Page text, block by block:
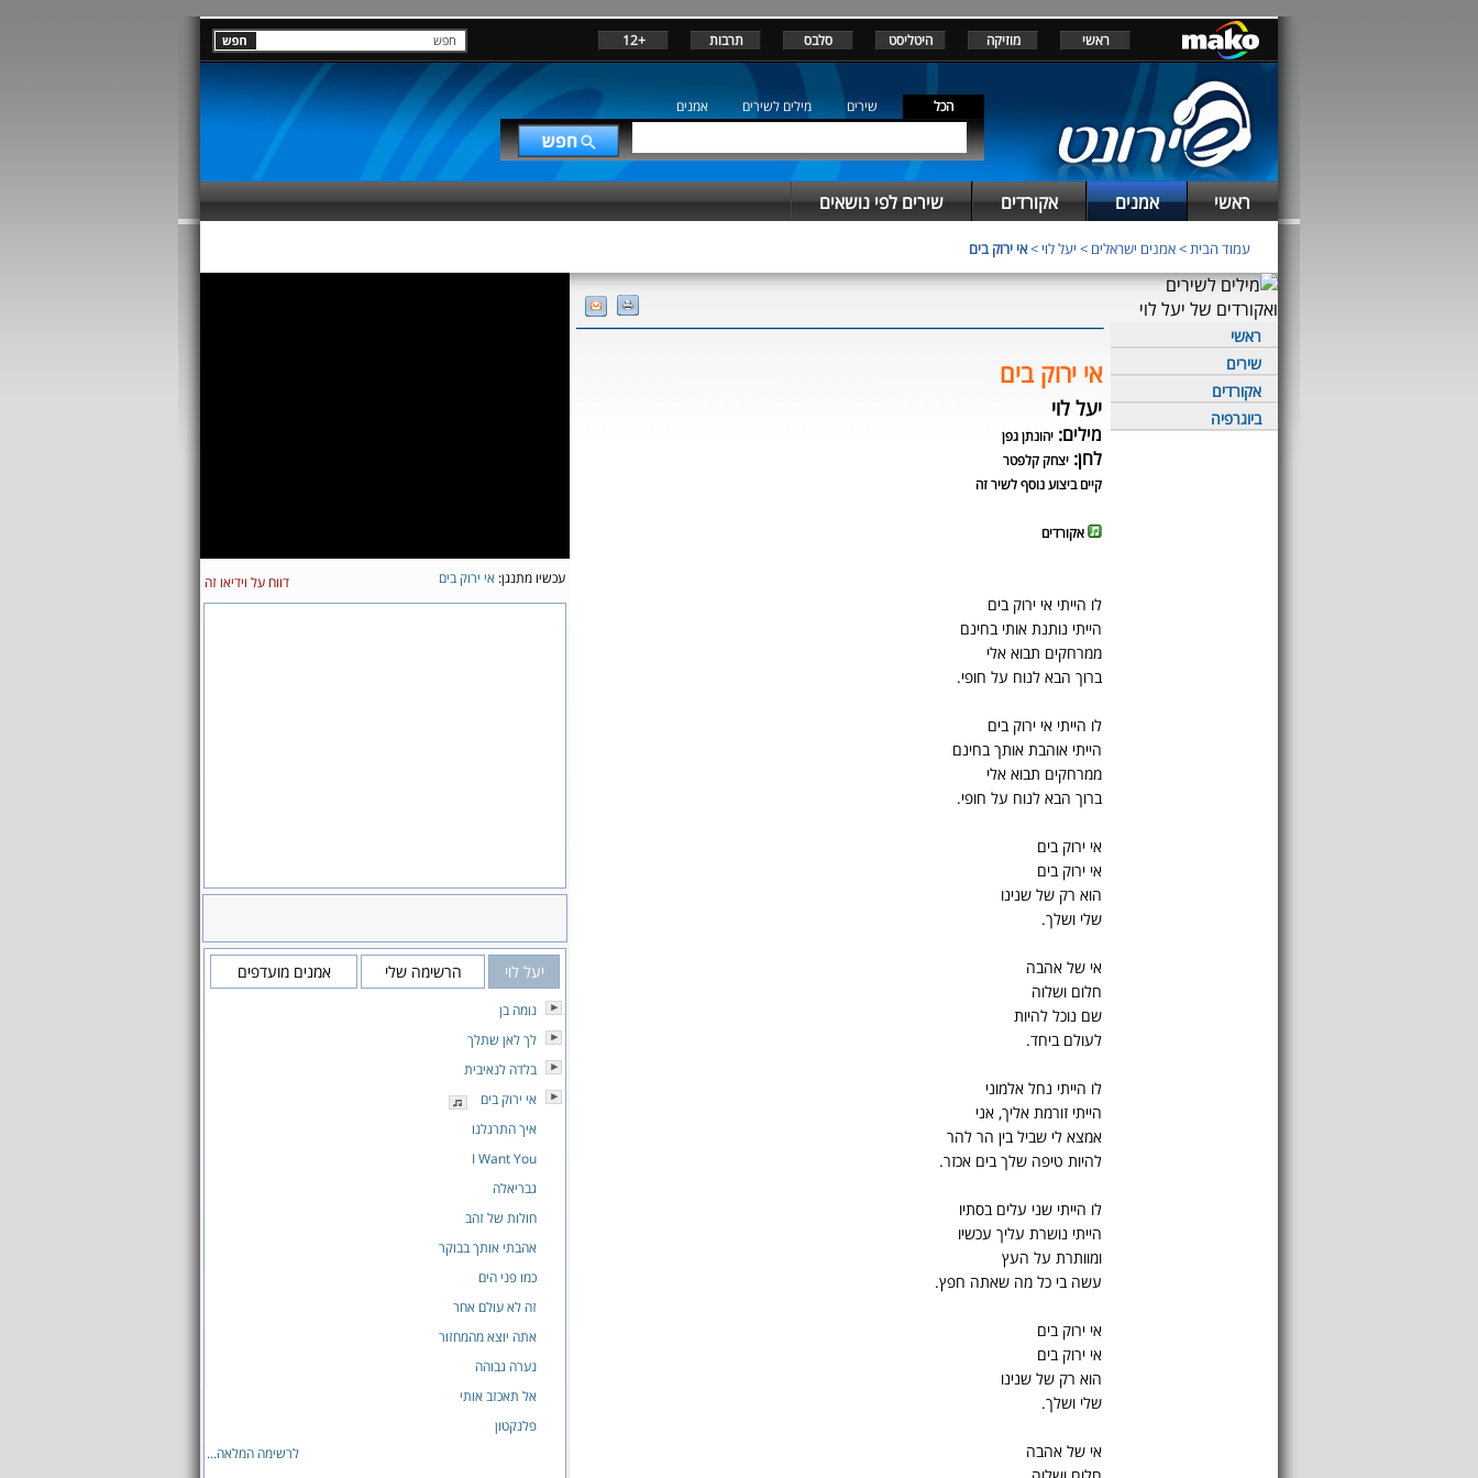
ראשי מוזיקה היטליסט סלבס תרבות +12
הכל שירים מילים לשירים אמנים
ראשי אמנים אקורדים שירים לפי נושאים
עמוד הבית>אמנים ישראלים > יעל לוי >אי ירוק בים
ראשי
שירים
אקורדים
ביוגרפיה
אי ירוק בים
יעל לוי
מילים: יהונתן גפן
לחן: יצחק קלפטר
קיים ביצוע נוסף לשיר זה
אקורדים
לו הייתי אי ירוק בים
הייתי נותנת אותי בחינם
ממרחקים תבוא אלי
ברוך הבא לנוח על חופי.
לו הייתי אי ירוק בים
הייתי אוהבת אותך בחינם
ממרחקים תבוא אלי
ברוך הבא לנוח על חופי.
אי ירוק בים
אי ירוק בים
הוא רק של שנינו
שלי ושלך.
אי של אהבה
חלום ושלוה
שם נוכל להיות
לעולם ביחד.
לו הייתי נחל אלמוני
הייתי זורמת אליך, אני
אמצא לי שביל בין הר להר
להיות טיפה שלך בים אכזר.
לו הייתי שני עלים בסתיו
הייתי נושרת עליך עכשיו
ומוותרת על העץ
עשה בי כל מה שאתה חפץ.
אי ירוק בים
אי ירוק בים
הוא רק של שנינו
שלי ושלך.
אי של אהבה
עכשיו מתנגן: אי ירוק בים דווח על וידיאו זה
יעל לוי הרשימה שלי אמנים מועדפים
נומה בן
לך לאן שתלך
בלדה לנאיבית
אי ירוק בים
איך התרגלנו
I Want You
גבריאלה
חולות של זהב
אהבתי אותך בבוקר
כמו פני הים
זה לא עולם אחר
אתה יוצא מהמחזור
נערה גבוהה
אל תאכזב אותי
פלנקטון
לרשימה המלאה...